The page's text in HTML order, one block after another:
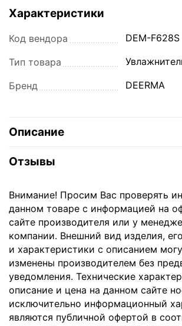
Характеристики
Код вендора DEM-F628S
Тип товара
Бренд DEERMA
Описание
Отзывы
Внимание! Просим Вас проверять
данном товаре с информацией на
сайте производителя или у
компании. Внешний вид изделия,
и характеристики с описанием
изменены производителем без
уведомления. Технические
описание и цена на данном сайте
исключительно информационный
являются публичной офертой в